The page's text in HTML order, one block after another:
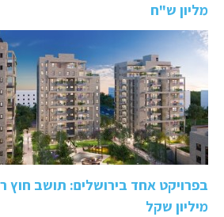
מליון ש"ח
מיליון שקל